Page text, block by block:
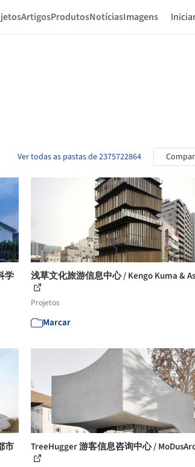
ArtigosProdutosNotíciasImagens
Ver todas as pastas de 2375722864
学
浅草文化旅游信息中心 / Kengo Kuma &
Projetos
Marcar
市
TreeHugger 游客信息咨询中心 /